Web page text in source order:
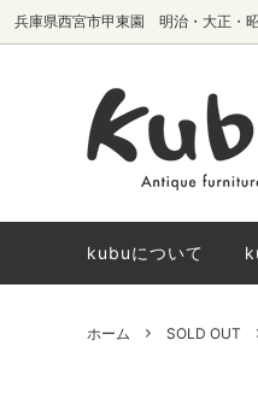
兵庫県西宮市甲東園 明治・大正・
テーブル・机
棚・本棚
椅子生地別
kubuについて
ホーム SOLD OUT